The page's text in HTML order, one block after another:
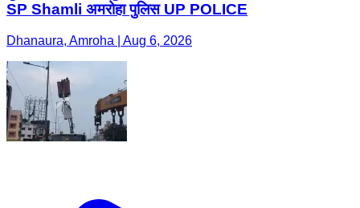
SP Shamli अमरोहा पुलिस UP POLICE
Dhanaura, Amroha | Aug 6, 2026